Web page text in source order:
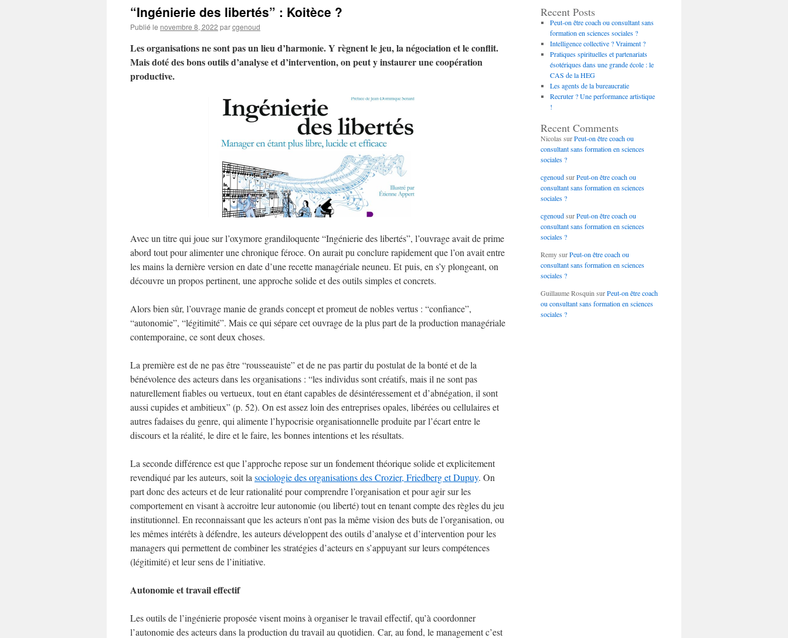
“Ingénierie des libertés” : Koitèce ?
Publié le novembre 8, 2022 parcgenoud
Les organisations ne sont pas un lieu d’harmonie. Y règnent le jeu, la négociation et le conflit.
Mais doté des bons outils d’analyse et d’intervention, on peut y instaurer une coopération
productive.
Avec un titre qui joue sur l’oxymore grandiloquente “Ingénierie des libertés”, l’ouvrage avait de prime
abord tout pour alimenter une chronique féroce. On aurait pu conclure rapidement que l’on avait entre
les mains la dernière version en date d’une recette managériale neuneu. Et puis, en s’y plongeant, on
découvre un propos pertinent, une approche solide et des outils simples et concrets.
Alors bien sûr, l’ouvrage manie de grands concept et promeut de nobles vertus : “confiance”,
“autonomie”, “légitimité”. Mais ce qui sépare cet ouvrage de la plus part de la production managériale
contemporaine, ce sont deux choses.
La première est de ne pas être “rousseauiste” et de ne pas partir du postulat de la bonté et de la
bénévolence des acteurs dans les organisations : “les individus sont créatifs, mais il ne sont pas
naturellement fiables ou vertueux, tout en étant capables de désintéressement et d’abnégation, il sont
aussi cupides et ambitieux” (p. 52). On est assez loin des entreprises opales, libérées ou cellulaires et
autres fadaises du genre, qui alimente l’hypocrisie organisationnelle produite par l’écart entre le
discours et la réalité, le dire et le faire, les bonnes intentions et les résultats.
La seconde différence est que l’approche repose sur un fondement théorique solide et explicitement
revendiqué par les auteurs, soit la sociologie des organisations des Crozier, Friedberg et Dupuy. On
part donc des acteurs et de leur rationalité pour comprendre l’organisation et pour agir sur les
comportement en visant à accroitre leur autonomie (ou liberté) tout en tenant compte des règles du jeu
institutionnel. En reconnaissant que les acteurs n’ont pas la même vision des buts de l’organisation, ou
les mêmes intérêts à défendre, les auteurs développent des outils d’analyse et d’intervention pour les
managers qui permettent de combiner les stratégies d’acteurs en s’appuyant sur leurs compétences
(légitimité) et leur sens de l’initiative.
Autonomie et travail effectif
Les outils de l’ingénierie proposée visent moins à organiser le travail effectif, qu’à coordonner
l’autonomie des acteurs dans la production du travail au quotidien. Car, au fond, le management c’est
Recent Posts
Peut-on être coach ou consultant sans
formation en sciences sociales ?
Intelligence collective ? Vraiment ?
Pratiques spirituelles et partenariats
ésotériques dans une grande école : le
CAS de la HEG
Les agents de la bureaucratie
Recruter ? Une performance artistique
!
Recent Comments
Nicolas surPeut-on être coach ou
consultant sans formation en sciences
sociales ?
cgenoudsurPeut-on être coach ou
consultant sans formation en sciences
sociales ?
cgenoudsurPeut-on être coach ou
consultant sans formation en sciences
sociales ?
RemysurPeut-on être coach ou
consultant sans formation en sciences
sociales ?
Guillaume Rosquin surPeut-on être coach
ou consultant sans formation en sciences
sociales ?